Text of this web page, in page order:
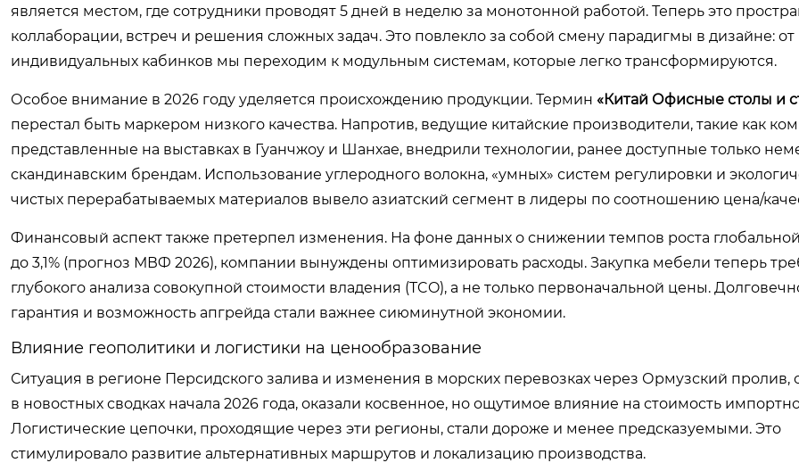
является местом, где сотрудники проводят 5 дней в неделю за монотонной работой. Теперь это
коллаборации, встреч и решения сложных задач. Это повлекло за собой смену парадигмы в дизайне: от
индивидуальных кабинков мы переходим к модульным системам, которые легко трансформируются.
Особое внимание в 2026 году уделяется происхождению продукции. Термин «Китай Офисные столы и
перестал быть маркером низкого качества. Напротив, ведущие китайские производители, такие как
представленные на выставках в Гуанчжоу и Шанхае, внедрили технологии, ранее доступные только
скандинавским брендам. Использование углеродного волокна, «умных» систем регулировки и
чистых перерабатываемых материалов вывело азиатский сегмент в лидеры по соотношению цена/
Финансовый аспект также претерпел изменения. На фоне данных о снижении темпов роста
до 3,1% (прогноз МВФ 2026), компании вынуждены оптимизировать расходы. Закупка мебели теперь
глубокого анализа совокупной стоимости владения (TCO), а не только первоначальной цены.
гарантия и возможность апгрейда стали важнее сиюминутной экономии.
Влияние геополитики и логистики на ценообразование
Ситуация в регионе Персидского залива и изменения в морских перевозках через Ормузский пролив,
в новостных сводках начала 2026 года, оказали косвенное, но ощутимое влияние на стоимость
Логистические цепочки, проходящие через эти регионы, стали дороже и менее предсказуемыми. Это
стимулировало развитие альтернативных маршрутов и локализацию производства.